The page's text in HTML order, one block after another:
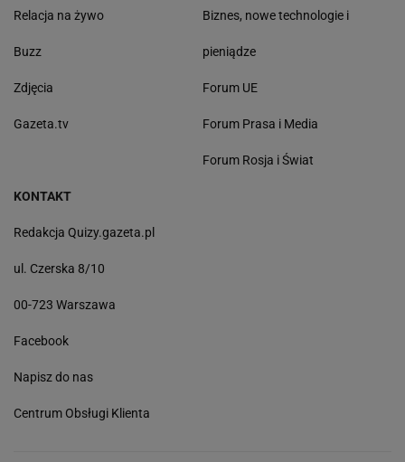
Relacja na żywo
Buzz
Zdjęcia
Gazeta.tv
Biznes, nowe technologie i
pieniądze
Forum UE
Forum Prasa i Media
Forum Rosja i Świat
KONTAKT
Redakcja Quizy.gazeta.pl
ul. Czerska 8/10
00-723 Warszawa
Facebook
Napisz do nas
Centrum Obsługi Klienta